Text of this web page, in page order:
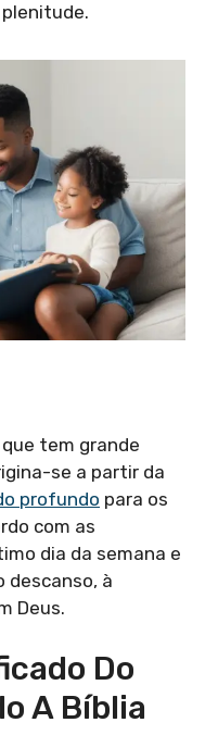
tem grande
se a partir da
profundo para os
com as
dia da semana e
descanso, à
Deus.
Do
A Bíblia